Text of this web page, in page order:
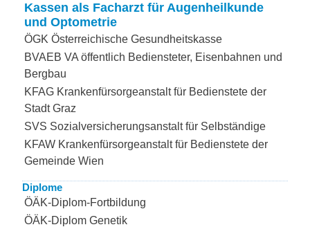
Kassen als Facharzt für Augenheilkunde
und Optometrie
ÖGK Österreichische Gesundheitskasse
BVAEB VA öffentlich Bediensteter, Eisenbahnen und
Bergbau
KFAG Krankenfürsorgeanstalt für Bedienstete der
Stadt Graz
SVS Sozialversicherungsanstalt für Selbständige
KFAW Krankenfürsorgeanstalt für Bedienstete der
Gemeinde Wien
Diplome
ÖÄK-Diplom-Fortbildung
ÖÄK-Diplom Genetik